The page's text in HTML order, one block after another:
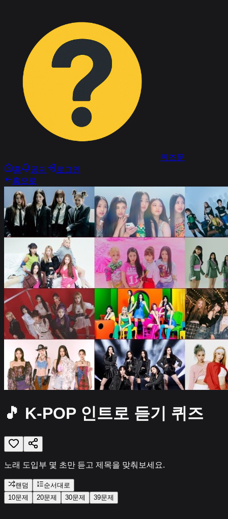
퀴즈문
홈
공지
로그인
홈으로
🎵 K-POP 인트로 듣기 퀴즈
노래 도입부 몇 초만 듣고 제목을 맞춰보세요.
랜덤
순서대로
10문제
20문제 30문제 39문제